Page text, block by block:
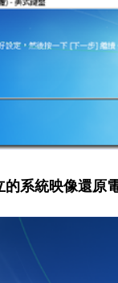
的系統映像還原